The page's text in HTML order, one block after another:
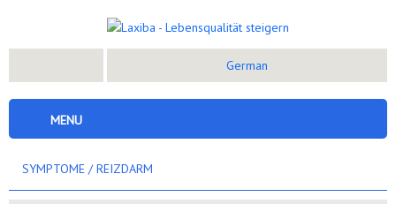
German
MENU
SYMPTOME /REIZDARM